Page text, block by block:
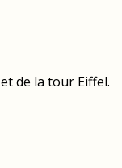
de la tour Eiffel.